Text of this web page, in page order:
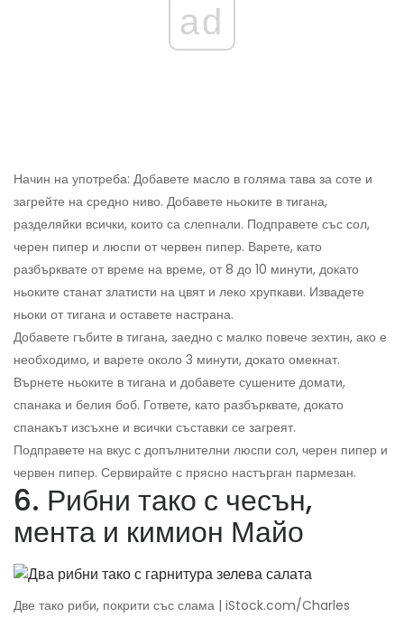
ad
Начин на употреба: Добавете масло в голяма тава за соте и
загрейте на средно ниво. Добавете ньоките в тигана,
разделяйки всички, които са слепнали. Подправете със сол,
черен пипер и люспи от червен пипер. Варете, като
разбърквате от време на време, от 8 до 10 минути, докато
ньоките станат златисти на цвят и леко хрупкави. Извадете
ньоки от тигана и оставете настрана.
Добавете гъбите в тигана, заедно с малко повече зехтин, ако е
необходимо, и варете около 3 минути, докато омекнат.
Върнете ньоките в тигана и добавете сушените домати,
спанака и белия боб. Гответе, като разбърквате, докато
спанакът изсъхне и всички съставки се загреят.
Подправете на вкус с допълнителни люспи сол, черен пипер и
червен пипер. Сервирайте с прясно настърган пармезан.
6. Рибни тако с чесън,
мента и кимион Майо
Две тако риби, покрити със слама | iStock.com/Charles